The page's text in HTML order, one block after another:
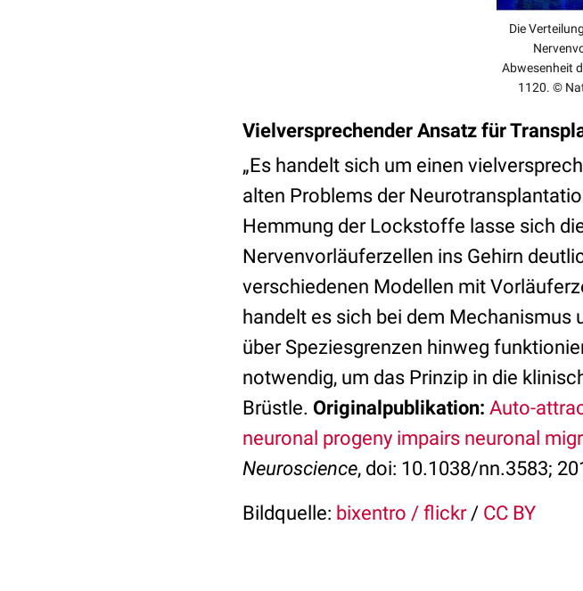
Die
Abwesenheit
1120. ©
Vielversprechender Ansatz für
„Es handelt sich um einen
alten Problems der
Hemmung der Lockstoffe lasse sich
Nervenvorläuferzellen ins Gehirn
verschiedenen Modellen mit
handelt es sich bei dem Mechanismus
über Speziesgrenzen hinweg
notwendig, um das Prinzip in die
Brüstle. Originalpublikation: Auto-
neuronal progeny impairs neuronal
Neuroscience, doi: 10.1038/nn.3583;
Bildquelle: bixentro / flickr/ CC BY